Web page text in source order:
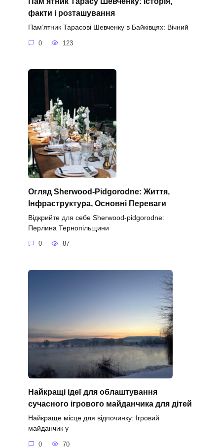
факти і розташування
Пам’ятник Тарасові Шевченку в Байківцях: Вічний
0 123
Огляд Sherwood-Pidgorodne: Життя,
Інфраструктура, Основні Переваги
Відкрийте для себе Sherwood-pidgorodne:
Перлина Тернопільщини
0 87
Найкращі ідеї для облаштування
сучасного ігрового майданчика для дітей
Найкраще місце для відпочинку: Ігровий
майданчик у
0 70